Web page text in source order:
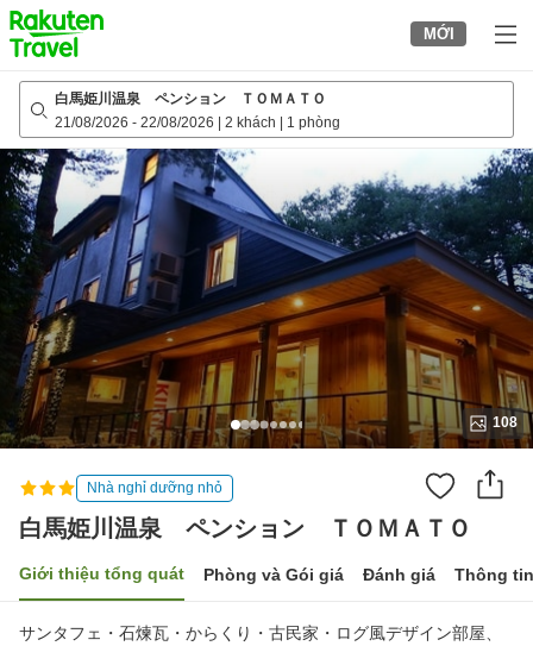
to
top
page
MỚI
白馬姫川温泉 ペンション ＴＯＭＡＴＯ
21/08/2026 - 22/08/2026 2 khách 1 phòng
108
Nhà nghỉ dưỡng nhỏ
白馬姫川温泉 ペンション ＴＯＭＡＴＯ
Giới thiệu tổng quát Phòng và Gói giá Đánh giá Thông
サンタフェ・石煉瓦・からくり・古民家・ログ風デザイン部屋、